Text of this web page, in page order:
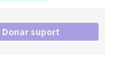
Donar suport